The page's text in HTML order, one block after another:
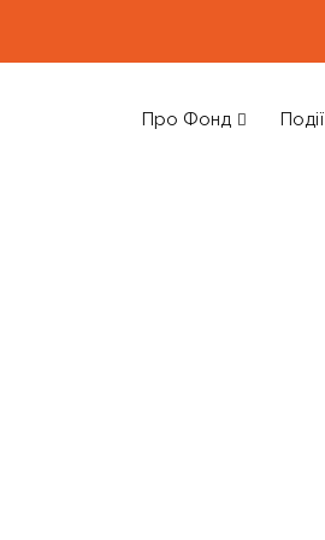
Про Фонд Події